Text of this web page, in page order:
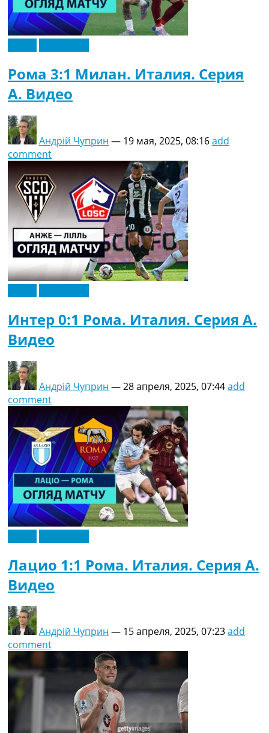
Рома 3:1 Милан. Италия. Серия
A. Видео
Андрій Чуприн — 19 мая, 2025, 08:16add
comment
Интер 0:1 Рома. Италия. Серия A.
Видео
Андрій Чуприн —28 апреля, 2025, 07:44add
comment
Лацио 1:1 Рома. Италия. Серия A.
Видео
Андрій Чуприн — 15 апреля, 2025, 07:23add
comment